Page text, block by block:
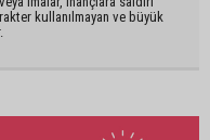
kullanılmayan ve büyük